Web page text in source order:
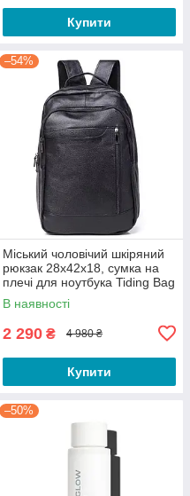
Купити
–54%
Міський чоловічий шкіряний
рюкзак 28х42х18, сумка на
плечі для ноутбука Tiding Bag
B2-03555A, чорна
В наявності
2 290 ₴ 4 980 ₴
Купити
–50%